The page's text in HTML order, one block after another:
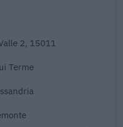
2, 15011
Terme